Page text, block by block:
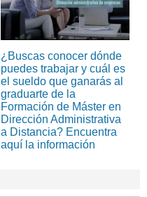
¿Buscas conocer dónde
puedes trabajar y cuál es
el sueldo que ganarás al
graduarte de la
Formación de Máster en
Dirección Administrativa
a Distancia? Encuentra
aquí la información